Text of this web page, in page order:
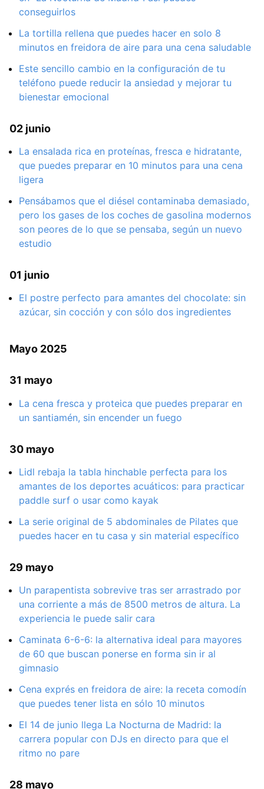
conseguirlos
La tortilla rellena que puedes hacer en solo 8
minutos en freidora de aire para una cena saludable
Este sencillo cambio en la configuración de tu
teléfono puede reducir la ansiedad y mejorar tu
bienestar emocional
02 junio
La ensalada rica en proteínas, fresca e hidratante,
que puedes preparar en 10 minutos para una cena
ligera
Pensábamos que el diésel contaminaba demasiado,
pero los gases de los coches de gasolina modernos
son peores de lo que se pensaba, según un nuevo
estudio
01 junio
El postre perfecto para amantes del chocolate: sin
azúcar, sin cocción y con sólo dos ingredientes
Mayo 2025
31 mayo
La cena fresca y proteica que puedes preparar en
un santiamén, sin encender un fuego
30 mayo
Lidl rebaja la tabla hinchable perfecta para los
amantes de los deportes acuáticos: para practicar
paddle surf o usar como kayak
La serie original de 5 abdominales de Pilates que
puedes hacer en tu casa y sin material específico
29 mayo
Un parapentista sobrevive tras ser arrastrado por
una corriente a más de 8500 metros de altura. La
experiencia le puede salir cara
Caminata 6-6-6: la alternativa ideal para mayores
de 60 que buscan ponerse en forma sin ir al
gimnasio
Cena exprés en freidora de aire: la receta comodín
que puedes tener lista en sólo 10 minutos
El 14 de junio llega La Nocturna de Madrid: la
carrera popular con DJs en directo para que el
ritmo no pare
28 mayo